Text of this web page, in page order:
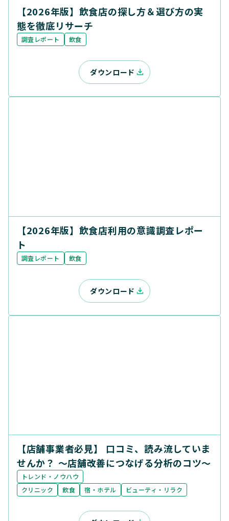
【2026年版】飲食店の探し方＆選び方の実
態を徹底リサーチ
調査レポート 飲食
ダウンロード
【2026年版】飲食店利用の意識調査レポー
ト
調査レポート 飲食
ダウンロード
【店舗事業者必見】 口コミ、読み流していま
せんか？ ～店舗改善につなげる分析のコツ～
トレンド・ノウハウ
クリニック
飲食 宿・ホテル ビューティ・リラク